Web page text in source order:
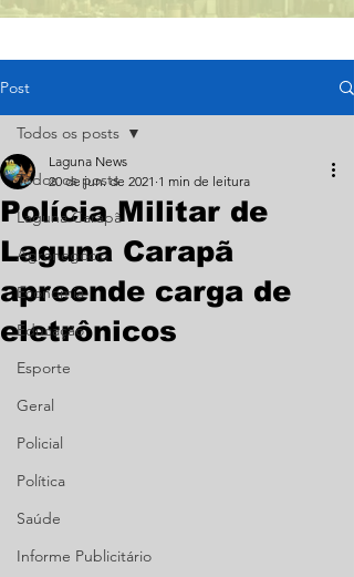
Post
Todos os posts
Laguna Carapã
Agronegócio
Economia
Educação
Esporte
Geral
Policial
Política
Saúde
Informe Publicitário
Todos os posts
Polícia Militar de
Laguna Carapã
apreende carga de
eletrônicos
Laguna News
20 de jun. de 2021 1 min de leitura